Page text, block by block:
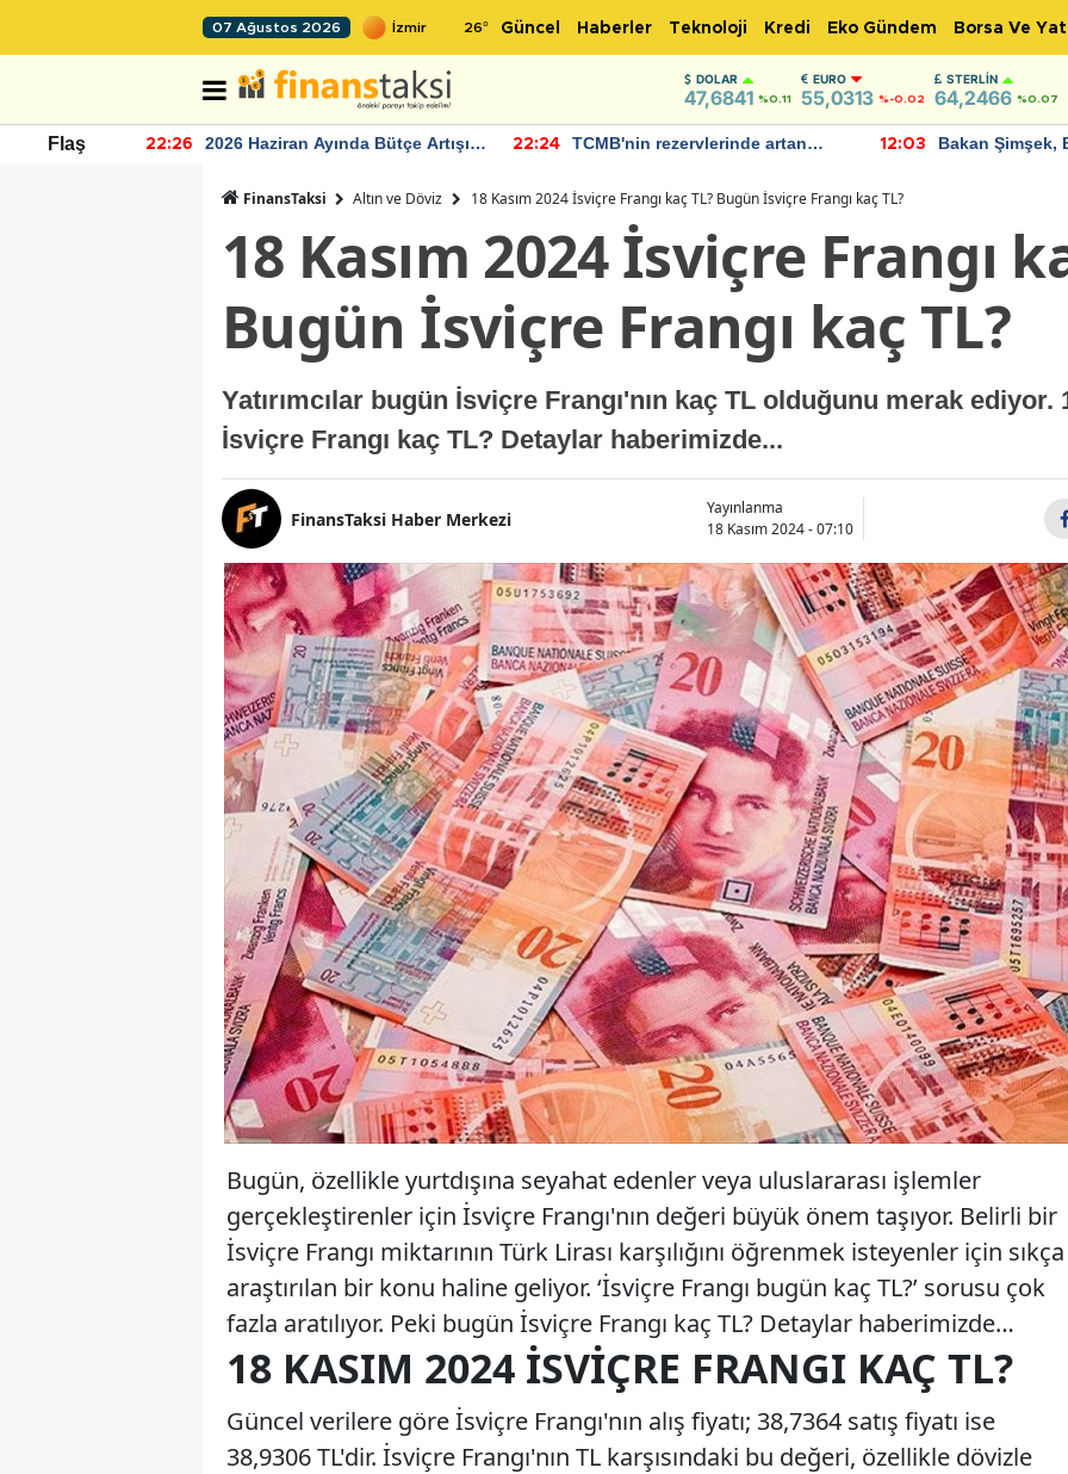
07 Ağustos 2026 26° Güncel Haberler Teknoloji Kredi Eko Gündem Borsa Ve
DOLAR
47,6841 %0.11
EURO
55,0313 %-0.02
STERLIN
64,2466 %0.07
Flaş 22:26
2026 Haziran Ayında Bütçe Artışı
22:24
TCMB'nin rezervlerinde artan
12:03
Bakan Şimşek,
FinansTaksi Altın ve Döviz 18 Kasım 2024 İsviçre Frangı kaç TL? Bugün İsviçre Frangı kaç TL?
18 Kasım 2024 İsviçre Frangı
Bugün İsviçre Frangı kaç TL?
Yatırımcılar bugün İsviçre Frangı'nın kaç TL olduğunu merak ediyor.
İsviçre Frangı kaç TL? Detaylar haberimizde...
FinansTaksi Haber Merkezi
Yayınlanma
18 Kasım 2024 - 07:10
Bugün, özellikle yurtdışına seyahat edenler veya uluslararası işlemler
gerçekleştirenler için İsviçre Frangı'nın değeri büyük önem taşıyor. Belirli bir
İsviçre Frangı miktarının Türk Lirası karşılığını öğrenmek isteyenler için sıkça
araştırılan bir konu haline geliyor. ‘İsviçre Frangı bugün kaç TL?’ sorusu çok
fazla aratılıyor. Peki bugün İsviçre Frangı kaç TL? Detaylar haberimizde…
18 KASIM 2024 İSVIÇRE FRANGI KAÇ TL?
Güncel verilere göre İsviçre Frangı'nın alış fiyatı; 38,7364 satış fiyatı ise
38,9306 TL'dir. İsviçre Frangı'nın TL karşısındaki bu değeri, özellikle dövizle